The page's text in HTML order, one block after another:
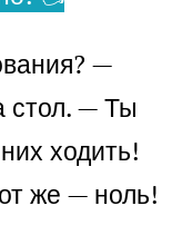
—
стол. — Ты
ходить!
же — ноль!